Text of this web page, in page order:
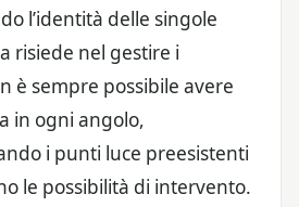
l’identità delle singole
risiede nel gestire i
è sempre possibile avere
in ogni angolo,
i punti luce preesistenti
le possibilità di intervento.